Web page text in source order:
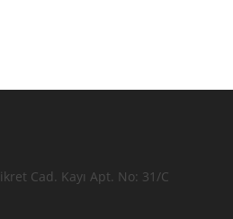
Cad. Kayı Apt. No: 31/C